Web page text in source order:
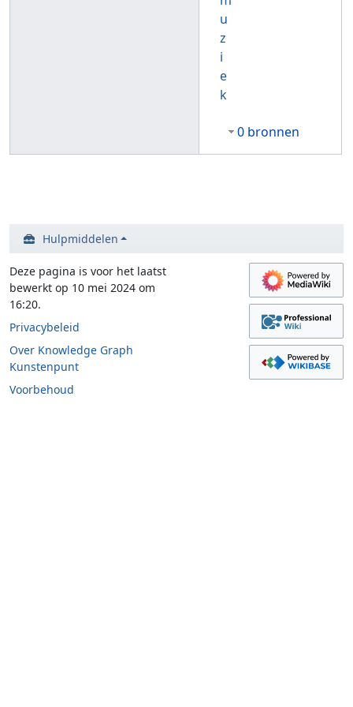
u
z
i
e
k
0 bronnen
Hulpmiddelen
Deze pagina is voor het laatst
bewerkt op 10 mei 2024 om
16:20.
Privacybeleid
Over Knowledge Graph
Kunstenpunt
Voorbehoud